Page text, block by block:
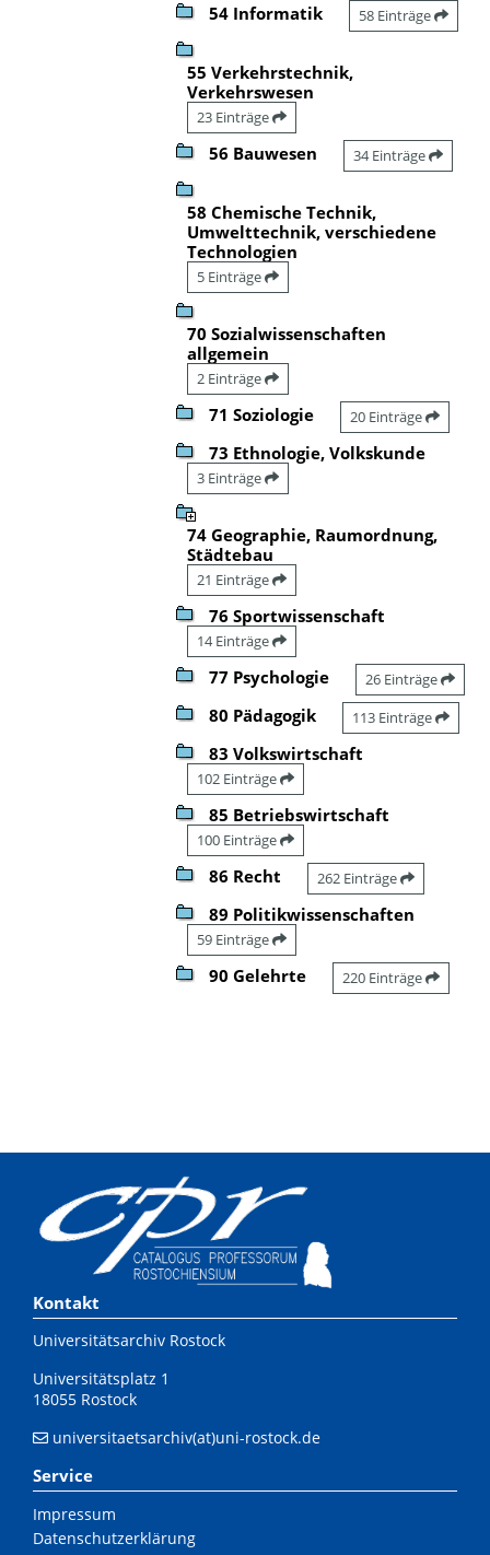
54 Informatik 58 Einträge
55 Verkehrstechnik,
Verkehrswesen
23 Einträge
56 Bauwesen 34 Einträge
58 Chemische Technik,
Umwelttechnik, verschiedene
Technologien
5 Einträge
70 Sozialwissenschaften
allgemein
2 Einträge
71 Soziologie 20 Einträge
73 Ethnologie, Volkskunde
3 Einträge
74 Geographie, Raumordnung,
Städtebau
21 Einträge
76 Sportwissenschaft
14 Einträge
77 Psychologie 26 Einträge
80 Pädagogik 113 Einträge
83 Volkswirtschaft
102 Einträge
85 Betriebswirtschaft
100 Einträge
86 Recht 262 Einträge
89 Politikwissenschaften
59 Einträge
90 Gelehrte 220 Einträge
Kontakt
Universitätsarchiv Rostock
Universitätsplatz 1
18055 Rostock
universitaetsarchiv(at)uni-rostock.de
Service
Impressum
Datenschutzerklärung